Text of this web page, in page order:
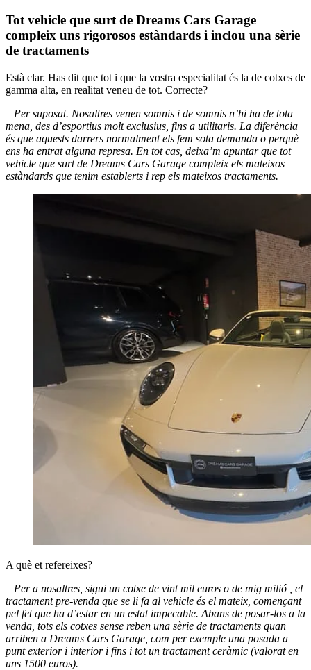
Tot vehicle que surt de Dreams Cars Garage
compleix uns rigorosos estàndards i inclou una sèrie
de tractaments
Està clar. Has dit que tot i que la vostra especialitat és la de cotxes de
gamma alta, en realitat veneu de tot. Correcte?
Per suposat. Nosaltres venen somnis i de somnis n’hi ha de tota
mena, des d’esportius molt exclusius, fins a utilitaris. La diferència
és que aquests darrers normalment els fem sota demanda o perquè
ens ha entrat alguna represa. En tot cas, deixa’m apuntar que tot
vehicle que surt de Dreams Cars Garage compleix els mateixos
estàndards que tenim establerts i rep els mateixos tractaments.
A què et refereixes?
Per a nosaltres, sigui un cotxe de vint mil euros o de mig milió , el
tractament pre-venda que se li fa al vehicle és el mateix, començant
pel fet que ha d’estar en un estat impecable. Abans de posar-los a la
venda, tots els cotxes sense reben una sèrie de tractaments quan
arriben a Dreams Cars Garage, com per exemple una posada a
punt exterior i interior i fins i tot un tractament ceràmic (valorat en
uns 1500 euros).